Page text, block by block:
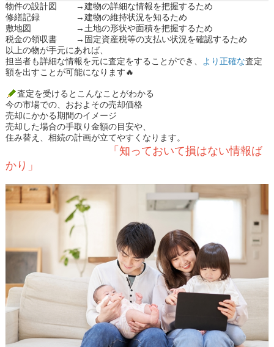
物件の設計図
→建物の詳細な情報を把握するため
修繕記録
→建物の維持状況を知るため
敷地図
→土地の形状や面積を把握するため
税金の領収書
→固定資産税等の支払い状況を確認するため
以上の物が手元にあれば、
担当者も詳細な情報を元に査定をすることができ、
より正確な査定
額を出すことが可能になります🔥
査定を受けるとこんなことがわかる
今の市場での、おおよその売却価格
売却にかかる期間のイメージ
売却した場合の手取り金額の目安や、
住み替え、相続の計画が立てやすくなります。
「知っておいて損はない情報ば
かり」